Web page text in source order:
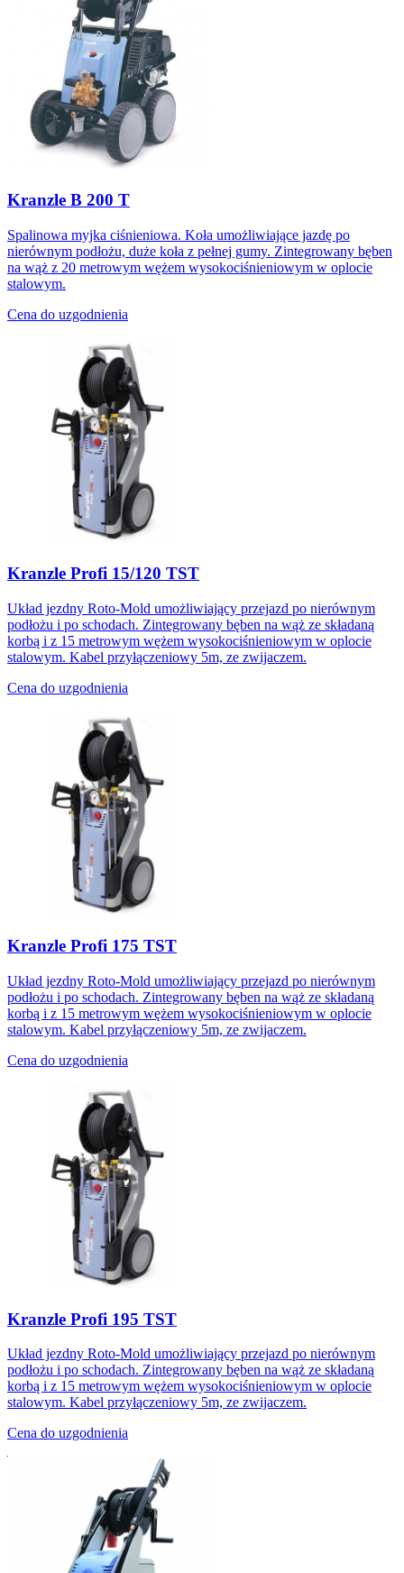
Kranzle B 200 T
Spalinowa myjka ciśnieniowa. Koła umożliwiające jazdę po
nierównym podłożu, duże koła z pełnej gumy. Zintegrowany bęben
na wąż z 20 metrowym wężem wysokociśnieniowym w oplocie
stalowym.
Cena do uzgodnienia
Kranzle Profi 15/120 TST
Układ jezdny Roto-Mold umożliwiający przejazd po nierównym
podłożu i po schodach. Zintegrowany bęben na wąż ze składaną
korbą i z 15 metrowym wężem wysokociśnieniowym w oplocie
stalowym. Kabel przyłączeniowy 5m, ze zwijaczem.
Cena do uzgodnienia
Kranzle Profi 175 TST
Układ jezdny Roto-Mold umożliwiający przejazd po nierównym
podłożu i po schodach. Zintegrowany bęben na wąż ze składaną
korbą i z 15 metrowym wężem wysokociśnieniowym w oplocie
stalowym. Kabel przyłączeniowy 5m, ze zwijaczem.
Cena do uzgodnienia
Kranzle Profi 195 TST
Układ jezdny Roto-Mold umożliwiający przejazd po nierównym
podłożu i po schodach. Zintegrowany bęben na wąż ze składaną
korbą i z 15 metrowym wężem wysokociśnieniowym w oplocie
stalowym. Kabel przyłączeniowy 5m, ze zwijaczem.
Cena do uzgodnienia